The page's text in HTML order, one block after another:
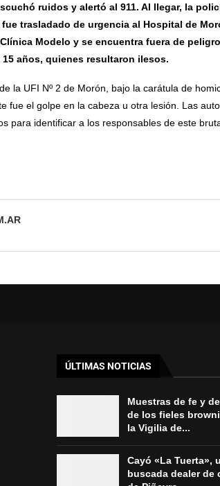
ruidos y alertó al 911. Al llegar, la
fue trasladado de urgencia al Hospital de
Modelo y se encuentra fuera de
años, quienes resultaron ilesos.
la UFI Nº 2 de Morón, bajo la carátula de
fue el golpe en la cabeza u otra lesión.
Las
para identificar a los responsables de este
ÚLTIMAS NOTICIAS
Muestras de fe y
de los fieles
la Vigilia de...
Cayó «La Tuerta»,
buscada dealer de